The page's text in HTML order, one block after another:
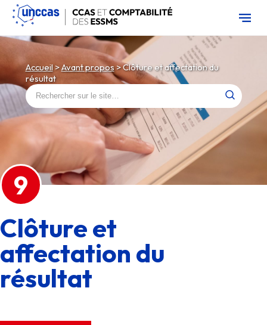
Skip
content
Accueil>Avant propos>Clôture et affectation du
résultat
Rechercher :
9
Clôture et
affectation du
résultat